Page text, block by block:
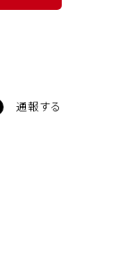
通報する